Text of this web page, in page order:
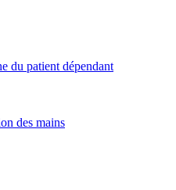
du patient dépendant
des mains